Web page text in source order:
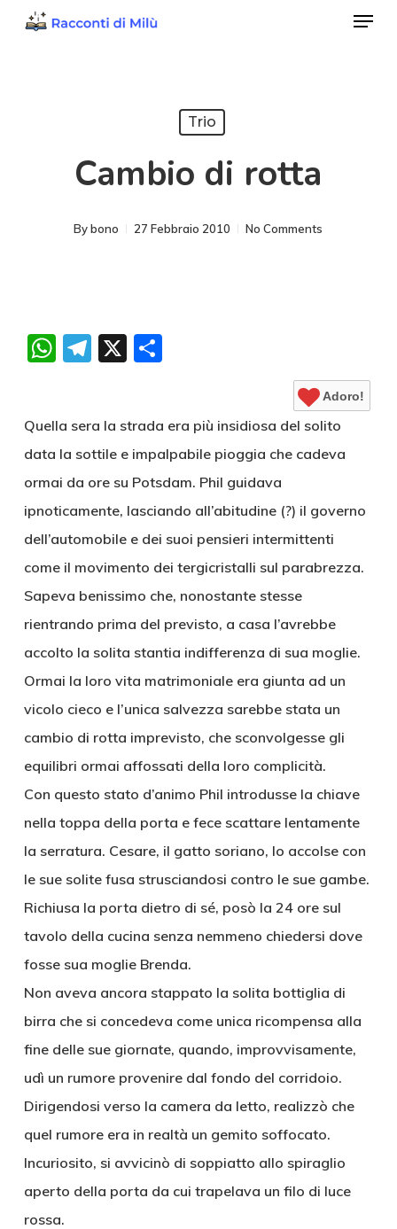
Menu
Trio
Cambio di rotta
By bono 27 Febbraio 2010 No Comments
WhatsApp
Telegram
X Condividi
Adoro!
Quella sera la strada era più insidiosa del solito
data la sottile e impalpabile pioggia che cadeva
ormai da ore su Potsdam. Phil guidava
ipnoticamente, lasciando all’abitudine (?) il governo
dell’automobile e dei suoi pensieri intermittenti
come il movimento dei tergicristalli sul parabrezza.
Sapeva benissimo che, nonostante stesse
rientrando prima del previsto, a casa l’avrebbe
accolto la solita stantia indifferenza di sua moglie.
Ormai la loro vita matrimoniale era giunta ad un
vicolo cieco e l’unica salvezza sarebbe stata un
cambio di rotta imprevisto, che sconvolgesse gli
equilibri ormai affossati della loro complicità.
Con questo stato d’animo Phil introdusse la chiave
nella toppa della porta e fece scattare lentamente
la serratura. Cesare, il gatto soriano, lo accolse con
le sue solite fusa strusciandosi contro le sue gambe.
Richiusa la porta dietro di sé, posò la 24 ore sul
tavolo della cucina senza nemmeno chiedersi dove
fosse sua moglie Brenda.
Non aveva ancora stappato la solita bottiglia di
birra che si concedeva come unica ricompensa alla
fine delle sue giornate, quando, improvvisamente,
udì un rumore provenire dal fondo del corridoio.
Dirigendosi verso la camera da letto, realizzò che
quel rumore era in realtà un gemito soffocato.
Incuriosito, si avvicinò di soppiatto allo spiraglio
aperto della porta da cui trapelava un filo di luce
rossa.